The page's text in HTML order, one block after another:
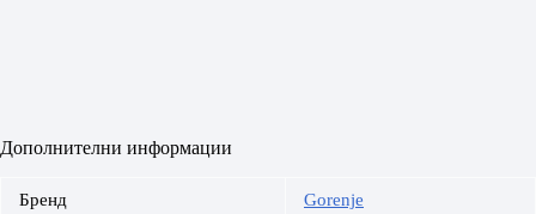
Дополнителни информации
Бренд Gorenje